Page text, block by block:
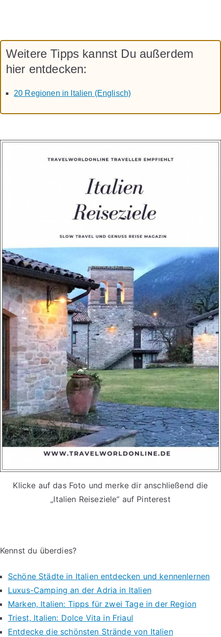
Weitere Tipps kannst Du außerdem
hier entdecken:
20 Regionen in Italien (Englisch)
Klicke auf das Foto und merke dir anschließend die
„Italien Reiseziele“ auf Pinterest
Kennst du überdies?
Schöne Städte in Italien entdecken und kennenlernen
Luxus-Camping an der Adria in Italien
Marken, Italien: Tipps für zwei Tage in der Region
Triest, Italien: Dolce Vita in Friaul
Entdecke die schönsten Strände von Italien